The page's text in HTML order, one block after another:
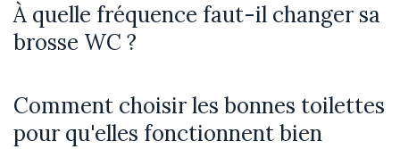
À quelle fréquence faut-il changer sa
brosse WC ?
Comment choisir les bonnes toilettes
pour qu'elles fonctionnent bien